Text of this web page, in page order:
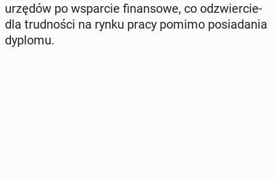
urzędów po wspar­cie fi­nan­so­we, co od­zwier­cie­
dla trud­no­ści na rynku pracy pomimo po­sia­da­nia
dyplomu.